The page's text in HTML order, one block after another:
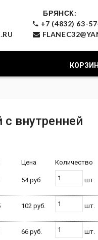
БРЯНСК:
+7 (4832) 63-
внутренней
Цена
Количество
54 руб. шт.
102 руб. шт.
66 руб. шт.